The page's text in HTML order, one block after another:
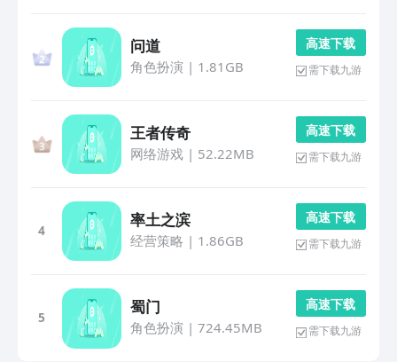
问道
角色扮演 | 1.81GB
高 速 下 载
需下载九游
王者传奇
网络游戏| 52.22MB
高 速 下 载
需下载九游
4
率土之滨
经营策略 | 1.86GB
高 速 下 载
需下载九游
5
蜀门
角色扮演 | 724.45MB
高 速 下 载
需下载九游